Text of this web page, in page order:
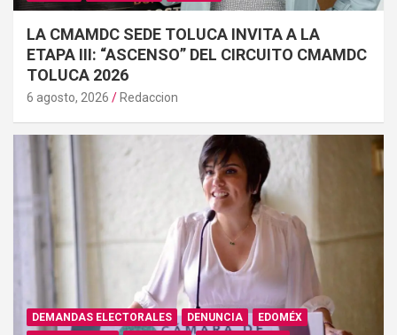
LA CMAMDC SEDE TOLUCA INVITA A LA
ETAPA III: “ASCENSO” DEL CIRCUITO CMAMDC
TOLUCA 2026
6 agosto, 2026 Redaccion
DEMANDAS ELECTORALES DENUNCIA
EDOMÉX